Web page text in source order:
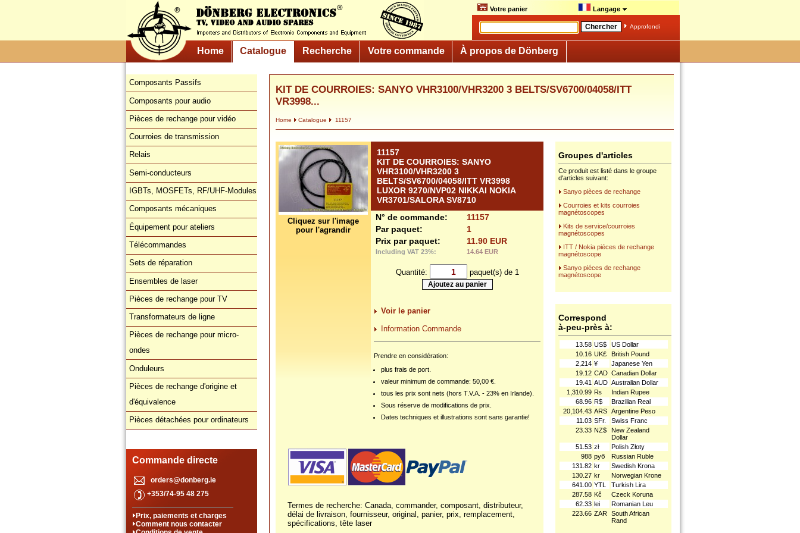
Votre panier Langage
Approfondi
Home Catalogue Recherche Votre commande À propos de Dönberg
Composants Passifs
Composants pour audio
Pièces de rechange pour vidéo
Courroies de transmission
Relais
Semi-conducteurs
IGBTs, MOSFETs, RF/UHF-Modules
Composants mécaniques
Équipement pour ateliers
Télécommandes
Sets de réparation
Ensembles de laser
Pièces de rechange pour TV
Transformateurs de ligne
Pièces de rechange pour micro-
ondes
Onduleurs
Pièces de rechange d'origine et
d'équivalence
Pièces détachées pour ordinateurs
Commande directe
orders@donberg.ie
+353/74-95 48 275
Prix, paiements et charges
Comment nous contacter
KIT DE COURROIES: SANYO VHR3100/VHR3200 3 BELTS/SV6700/04058/ITT
VR3998...
Home Catalogue 11157
Cliquez sur l'image
pour l'agrandir
11157
KIT DE COURROIES: SANYO
VHR3100/VHR3200 3
BELTS/SV6700/04058/ITT VR3998
LUXOR 9270/NVP02 NIKKAI NOKIA
VR3701/SALORA SV8710
N° de commande:
11157
Par paquet:
1
Prix par paquet:
11.90 EUR
Including VAT 23%: 14.64 EUR
Quantité: paquet(s) de 1
Voir le panier
Information Commande
Prendre en considération:
plus frais de port.
valeur minimum de commande: 50,00 €.
tous les prix sont nets (hors T.V.A. - 23% en Irlande).
Sous réserve de modifications de prix.
Dates techniques et illustrations sont sans garantie!
Termes de recherche: Canada, commander, composant, distributeur,
délai de livraison, fournisseur, original, panier, prix, remplacement,
spécifications, tête laser
Groupes d'articles
Ce produit est listé dans le groupe
d'articles suivant:
Sanyo pièces de rechange
Courroies et kits courroies
magnétoscopes
Kits de service/courroies
magnétoscopes
ITT / Nokia piéces de rechange
magnétoscope
Sanyo piéces de rechange
magnétoscope
Correspond
à-peu-près à:
13.58 US$
US Dollar
10.16 UK£
British Pound
2,214 ¥
Japanese Yen
19.12 CAD Canadian Dollar
19.41 AUD Australian Dollar
1,310.99 ₨
Indian Rupee
68.96 R$
Brazilian Real
20,104.43 ARS Argentine Peso
11.03 SFr.
Swiss Franc
23.33 NZ$
New Zealand
Dollar
51.53 zł
Polish Złoty
988 руб
Russian Ruble
131.82 kr
Swedish Krona
130.27 kr
Norwegian Krone
641.00 YTL
Turkish Lira
287.58 Kč
Czeck Koruna
62.33 lei
Romanian Leu
223.66 ZAR South African
Rand